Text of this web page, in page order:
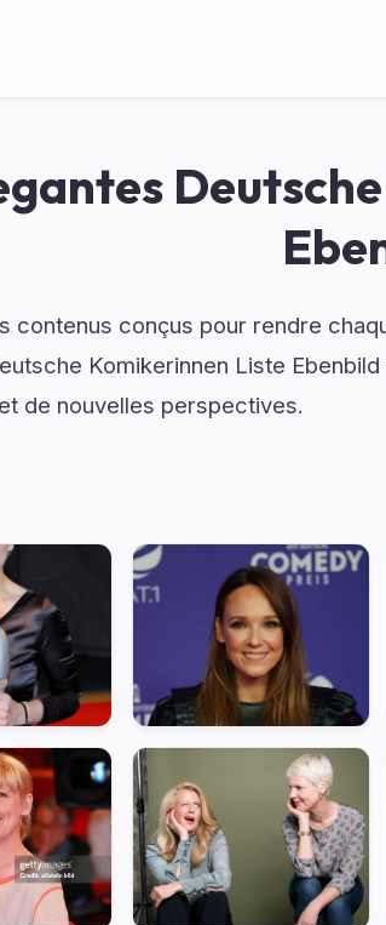
contenus conçus pour rendre
Komikerinnen Liste
de nouvelles perspectives.